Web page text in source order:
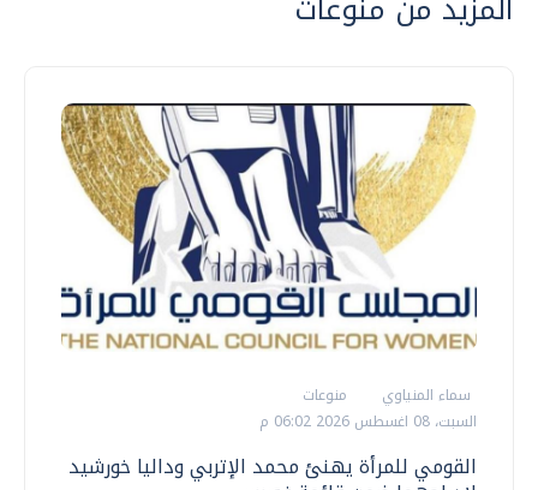
سماء المنياوي
منوعات
السبت، 08 اغسطس 2026 06:02 م
القومي للمرأة يهنئ محمد الإتربي وداليا خورشيد